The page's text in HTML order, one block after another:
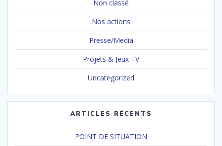
Non classé
Nos actions
Presse/Media
Projets & Jeux TV
Uncategorized
ARTICLES RÉCENTS
POINT DE SITUATION